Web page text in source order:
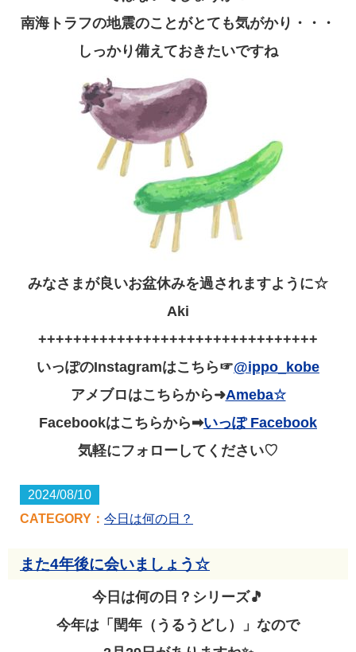
南海トラフの地震のことがとても気がかり・・・
しっかり備えておきたいですね
みなさまが良いお盆休みを過されますように☆
Aki
++++++++++++++++++++++++++++++++
いっぽのInstagramはこちら☞@ippo_kobe
アメブロはこちらから➜Ameba☆
Facebookはこちらから➡いっぽFacebook
気軽にフォローしてください♡
2024/08/10
CATEGORY： 今日は何の日？
また4年後に会いましょう☆
今日は何の日？シリーズ🎵
今年は「閏年（うるうどし）」なので